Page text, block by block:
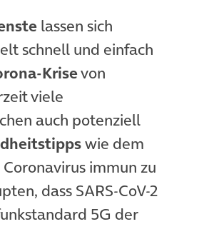
lassen sich
schnell und einfach
Krisevon
viele
auch potenziell
wie dem
immun zu
dass SARS-CoV-2
5G der